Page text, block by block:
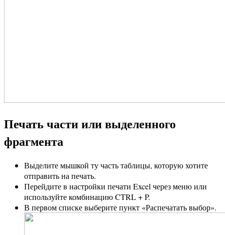
Печать части или выделенного
фрагмента
Выделите мышкой ту часть таблицы, которую хотите
отправить на печать.
Перейдите в настройки печати Excel через меню или
используйте комбинацию CTRL + P.
В первом списке выберите пункт «Распечатать выбор».